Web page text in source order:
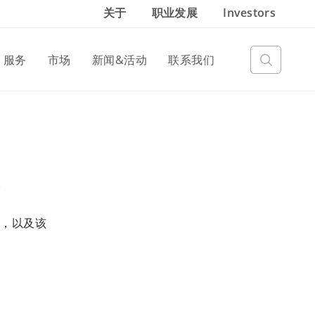
关于 职业发展 Investors
服务 市场 新闻&活动 联系我们
以及该